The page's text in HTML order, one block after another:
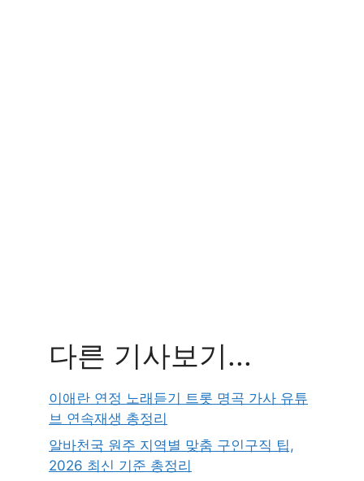
다른 기사보기...
이애란 연정 노래듣기 트롯 명곡 가사 유튜
브 연속재생 총정리
알바천국 원주 지역별 맞춤 구인구직 팁,
2026 최신 기준 총정리